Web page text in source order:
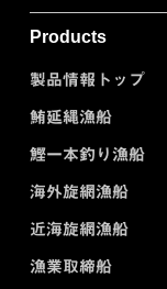
Products
製品情報トップ
鮪延縄漁船
鰹一本釣り漁船
海外旋網漁船
近海旋網漁船
漁業取締船